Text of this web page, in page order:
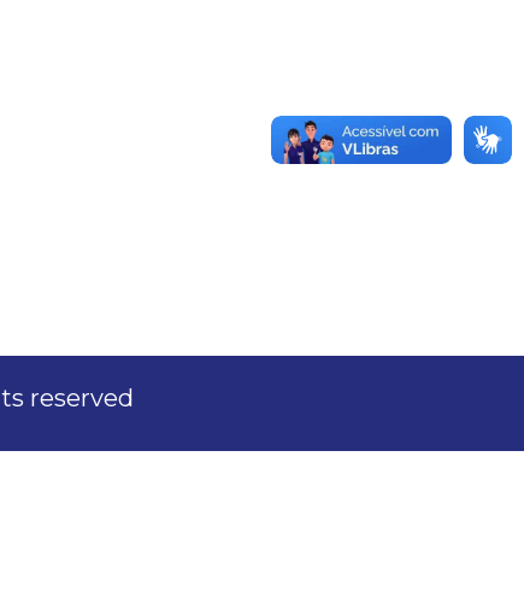
reserved